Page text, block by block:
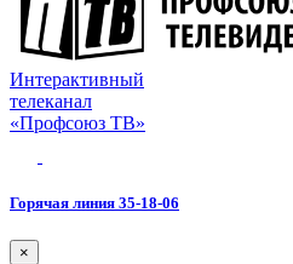
Интерактивный
телеканал
«Профсоюз ТВ»
Горячая линия 35-18-06
×